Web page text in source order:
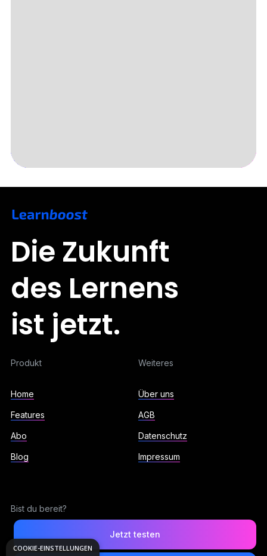
Die Zukunft
des Lernens
ist jetzt.
Produkt
Home
Features
Abo
Blog
Weiteres
Über uns
AGB
Datenschutz
Impressum
Bist du bereit?
Jetzt testen
COOKIE-EINSTELLUNGEN